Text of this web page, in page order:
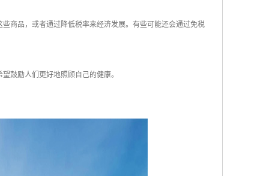
商品，或者通过降低税率来经济发展。有些可能还会通过免税
鼓励人们更好地照顾自己的健康。